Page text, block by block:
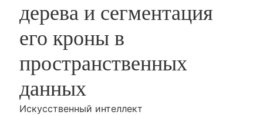
дерева и сегментация
его кроны в
пространственных
данных
Искусственный интеллект